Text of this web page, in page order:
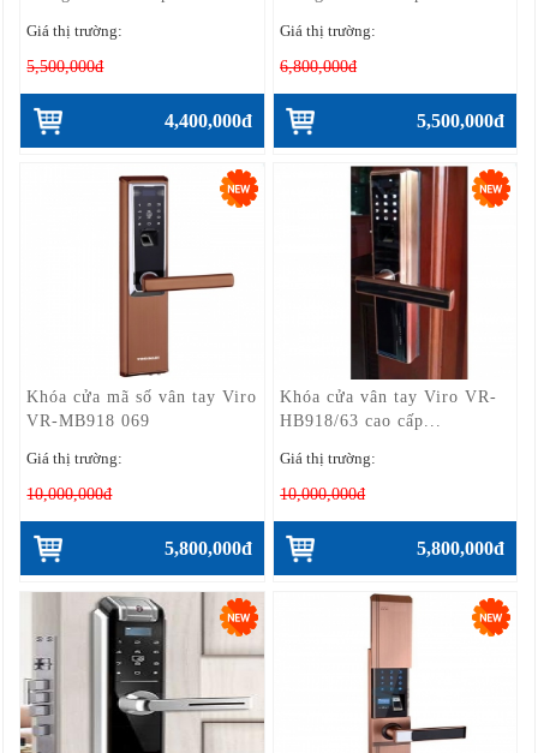
Giá thị trường:
5,500,000đ
4,400,000đ
Giá thị trường:
6,800,000đ
5,500,000đ
Khóa cửa mã số vân tay Viro
VR-MB918 069
Giá thị trường:
10,000,000đ
5,800,000đ
Khóa cửa vân tay Viro VR-
HB918/63 cao cấp...
Giá thị trường:
10,000,000đ
5,800,000đ